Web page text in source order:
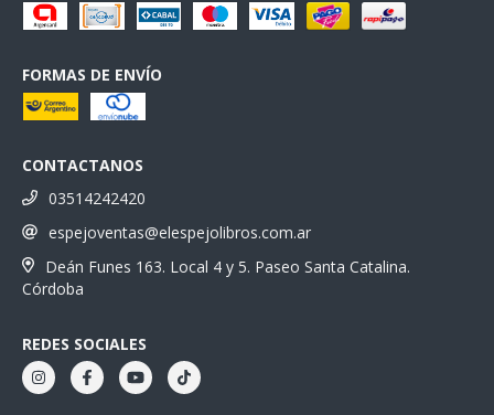
FORMAS DE ENVÍO
CONTACTANOS
03514242420
espejoventas@elespejolibros.com.ar
Deán Funes 163. Local 4 y 5. Paseo Santa Catalina.
Córdoba
REDES SOCIALES